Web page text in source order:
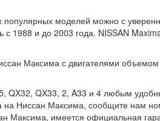
моделей можно с
и до 2003 года. NISSAN
Максима с двигателями
QX32, QX33, 2, A33 и 4 любым
Ниссан Максима, сообщите нам
Максима, имеется официальная